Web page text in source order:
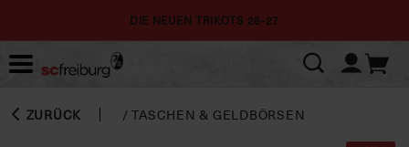
DIE NEUEN TRIKOTS 26-27
ZURÜCK /TASCHEN & GELDBÖRSEN